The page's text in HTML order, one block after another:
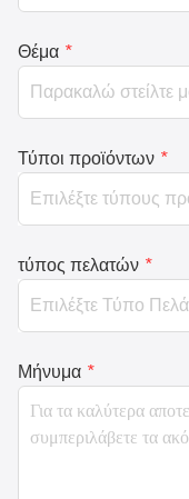
Θέμα *
Τύποι προϊόντων *
τύπος πελατών *
Μήνυμα *